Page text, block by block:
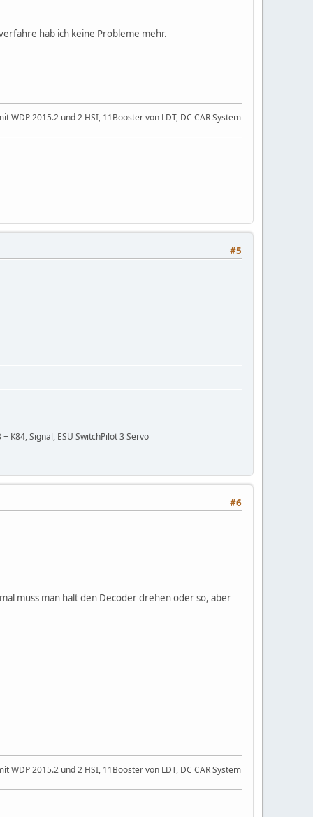
hab ich keine Probleme mehr.
WDP 2015.2 und 2 HSI, 11Booster von LDT, DC CAR System
#5
K84, Signal, ESU SwitchPilot 3 Servo
#6
muss man halt den Decoder drehen oder so, aber
WDP 2015.2 und 2 HSI, 11Booster von LDT, DC CAR System